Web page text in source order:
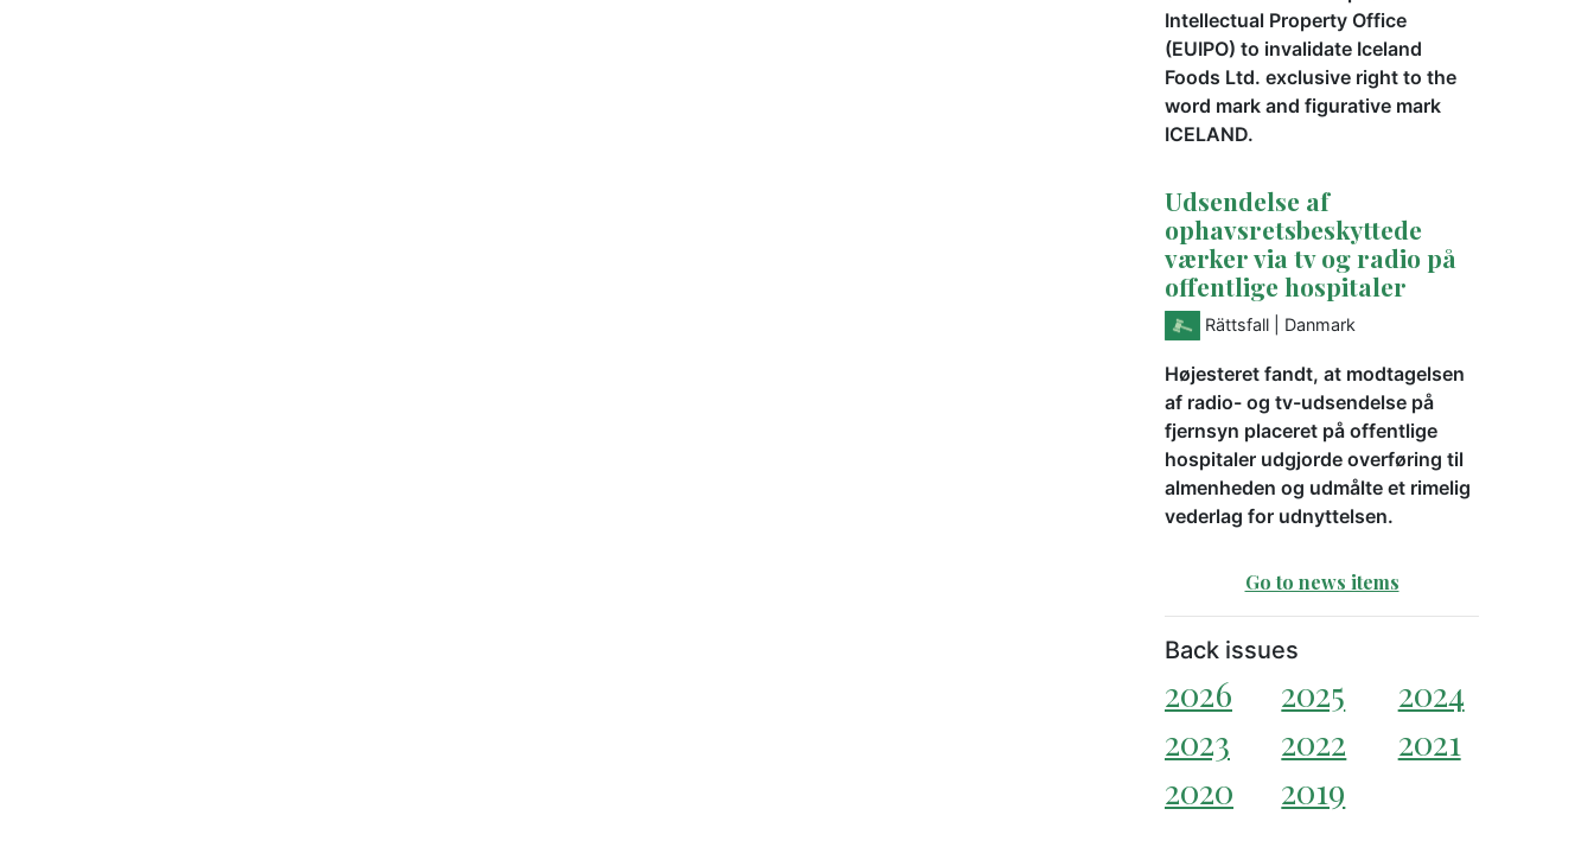
Intellectual Property Office
(EUIPO) to invalidate Iceland
Foods Ltd. exclusive right to the
word mark and figurative mark
ICELAND.
Udsendelse af
ophavsretsbeskyttede
værker via tv og radio på
offentlige hospitaler
Rättsfall | Danmark
Højesteret fandt, at modtagelsen
af radio- og tv-udsendelse på
fjernsyn placeret på offentlige
hospitaler udgjorde overføring til
almenheden og udmålte et rimelig
vederlag for udnyttelsen.
Go to news items
Back issues
2026 2025
2024
2023
2022
2021
2020
2019